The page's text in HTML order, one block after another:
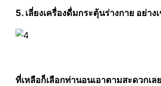
5. เลี่ยงเครื่องดื่มกระตุ้นร่างกาย อย่า
ที่เหลือก็เลือกท่านอนเอาตามสะดวกเลย